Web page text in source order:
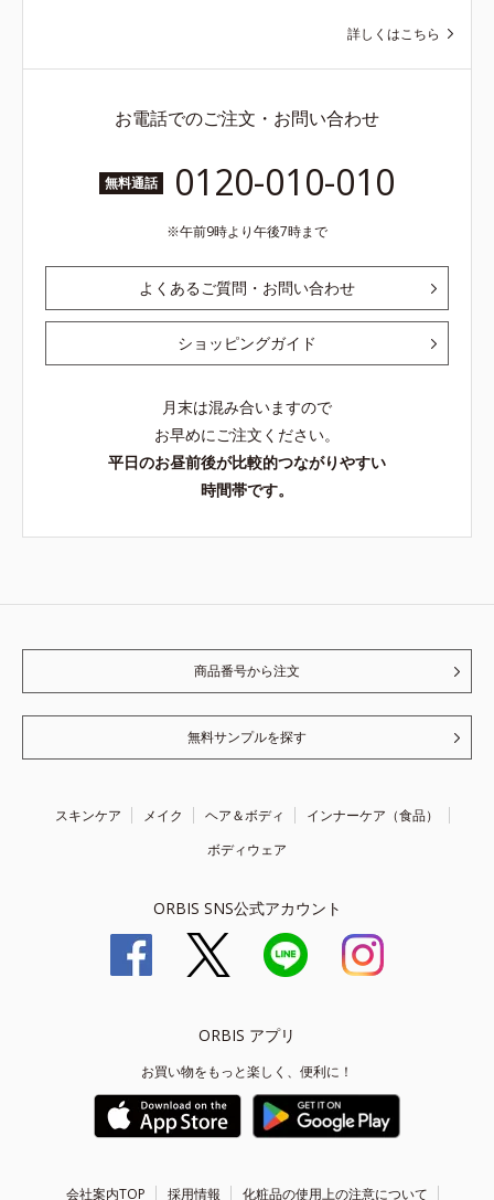
詳しくはこちら
お電話でのご注文・お問い合わせ
無料通話 0120-010-010
午前9時より午後7時まで
よくあるご質問・お問い合わせ
ショッピングガイド
月末は混み合いますので
お早めにご注文ください。
平日のお昼前後が比較的つながりやすい
時間帯です。
商品番号から注文
無料サンプルを探す
スキンケア メイク ヘア＆ボディ
インナーケア（食品）
ボディウェア
ORBIS SNS公式アカウント
ORBIS アプリ
お買い物をもっと楽しく、便利に！
会社案内TOP 採用情報 化粧品の使用上の注意について